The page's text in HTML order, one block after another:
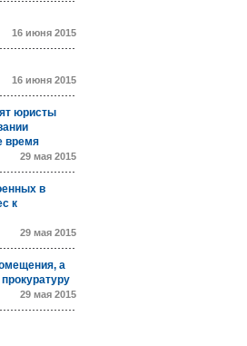
16 июня 2015
16 июня 2015
юристы
время
29 мая 2015
в
к
29 мая 2015
а
29 мая 2015